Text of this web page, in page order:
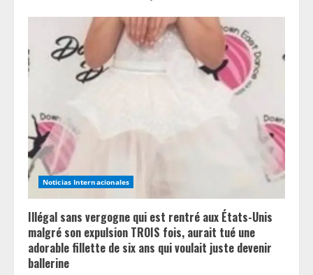
Noticias Internacionales
Illégal sans vergogne qui est rentré aux États-Unis
malgré son expulsion TROIS fois, aurait tué une
adorable fillette de six ans qui voulait juste devenir
ballerine